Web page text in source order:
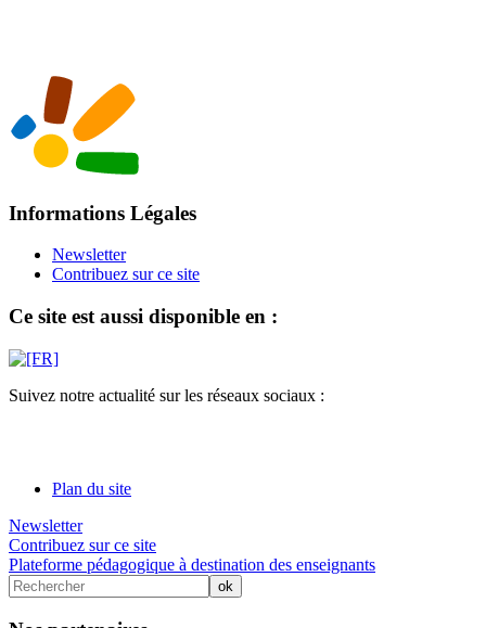
Informations Légales
Newsletter
Contribuez sur ce site
Ce site est aussi disponible en :
Suivez notre actualité sur les réseaux sociaux :
Plan du site
Newsletter
Contribuez sur ce site
Plateforme pédagogique à destination des enseignants